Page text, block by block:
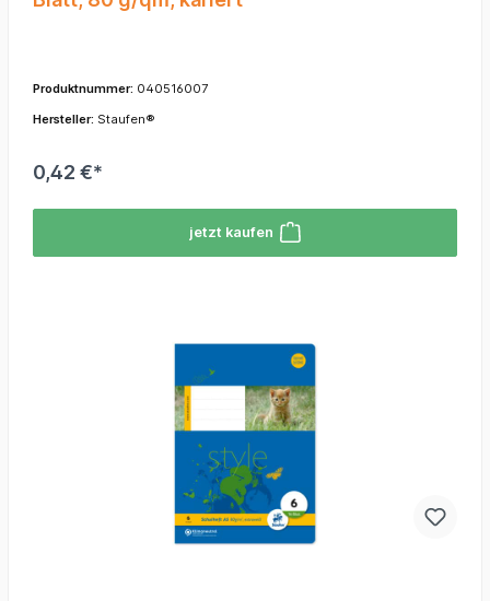
Produktnummer: 040516007
Hersteller: Staufen®
0,42 €*
jetzt kaufen